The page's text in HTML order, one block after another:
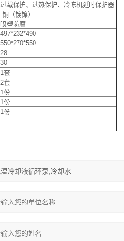
过载保护、过热保护、冷冻机延时保护器
铜（镀镍）
喷塑防腐
497*232*490
550*270*550
28
30
1套
2套
1份
1份
1份